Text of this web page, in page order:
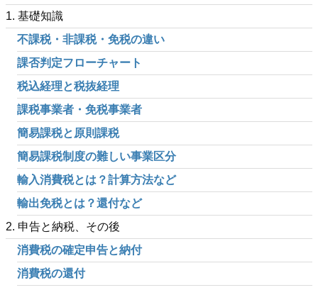
1. 基礎知識
不課税・非課税・免税の違い
課否判定フローチャート
税込経理と税抜経理
課税事業者・免税事業者
簡易課税と原則課税
簡易課税制度の難しい事業区分
輸入消費税とは？計算方法など
輸出免税とは？還付など
2. 申告と納税、その後
消費税の確定申告と納付
消費税の還付